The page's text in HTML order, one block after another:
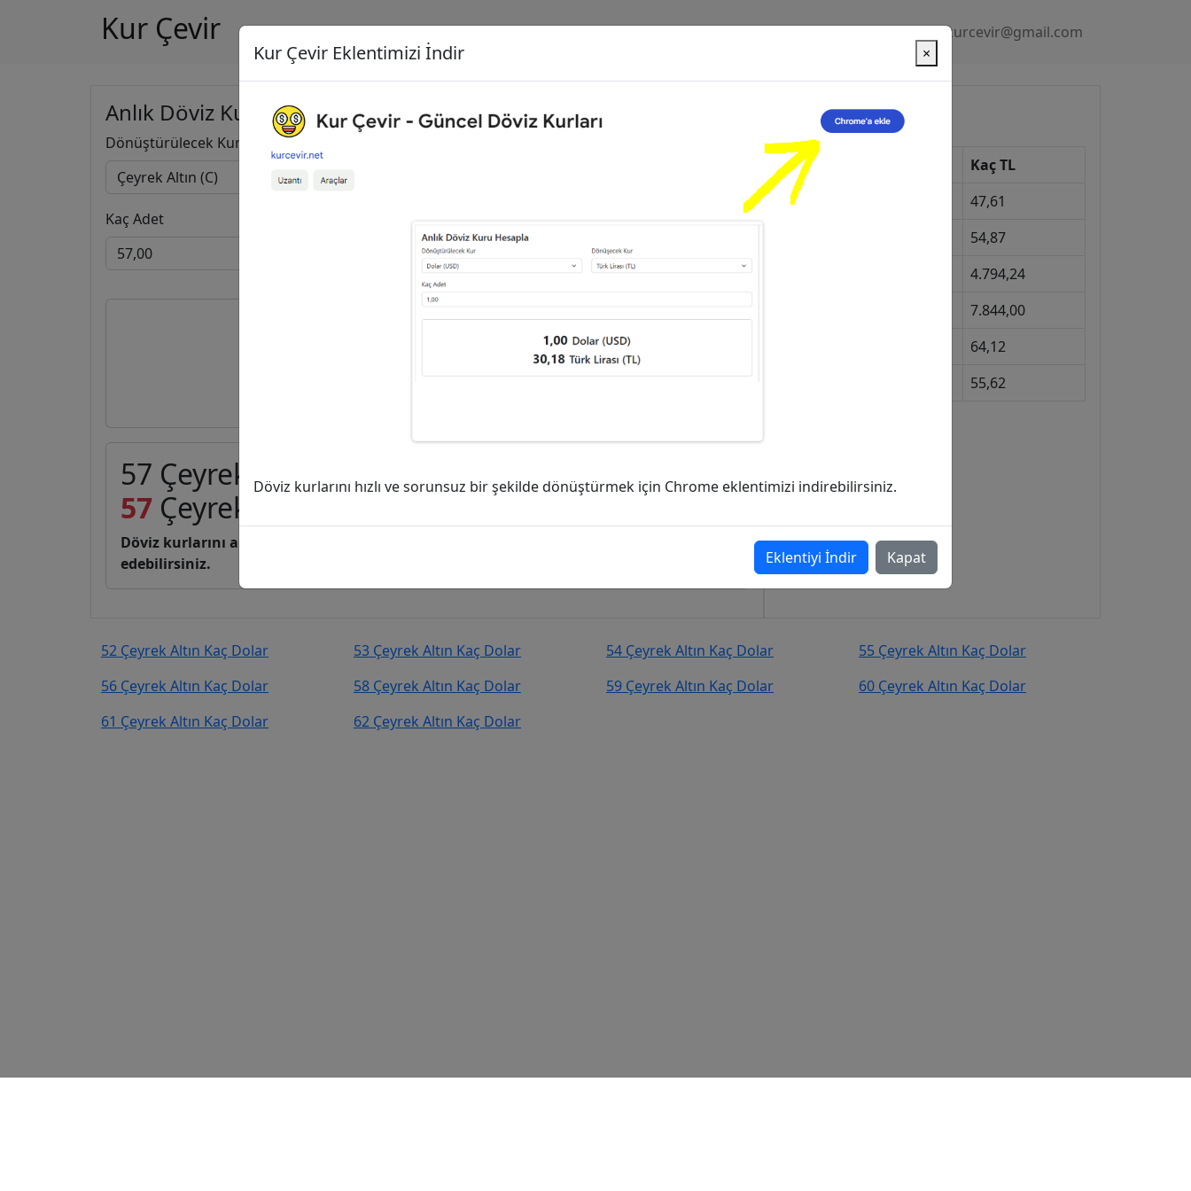
Kur Çevir Gizlilik Politikası kurcevir@gmail.com
Anlık Döviz Kuru Hesapla
Dönüştürülecek Kur
Kaç Adet
Çeyrek Altın (C)
57 Çeyrek Altın (C) kaç Dolar (USD)?
57 Çeyrek Altın Dolar (USD)
Döviz kurlarını anlık, canlı, basit bir şekilde kurcevir.net adresinden takip
edebilirsiniz.
Güncel Kurlar
Kur
Kaç TL
Dolar
47,61
54,87
4.794,24
7.844,00
64,12
55,62
52 Çeyrek Altın Kaç Dolar 53 Çeyrek Altın Kaç Dolar 54 Çeyrek Altın Kaç Dolar
55 Çeyrek Altın Kaç Dolar
56 Çeyrek Altın Kaç Dolar
58 Çeyrek Altın Kaç Dolar 59 Çeyrek Altın Kaç Dolar
60 Çeyrek Altın Kaç Dolar
61 Çeyrek Altın Kaç Dolar
62 Çeyrek Altın Kaç Dolar
Kur Çevir Eklentimizi İndir ×
Döviz kurlarını hızlı ve sorunsuz bir şekilde dönüştürmek için Chrome eklentimizi indirebilirsiniz.
Eklentiyi İndir Kapat